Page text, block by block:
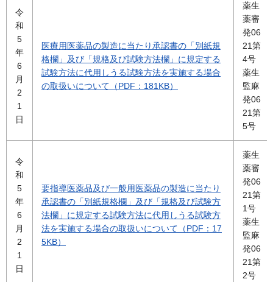
令
和
5
年
6
月
2
1
日
医療用医薬品の製造に当たり承認書の「別紙規
格欄」及び「規格及び試験方法欄」に規定する
試験方法に代用しうる試験方法を実施する場合
の取扱いについて（PDF：181KB）
薬生
薬審
発06
21第
4号
薬生
監麻
発06
21第
5号
令
和
5
年
6
月
2
1
日
要指導医薬品及び一般用医薬品の製造に当たり
承認書の「別紙規格欄」及び「規格及び試験方
法欄」に規定する試験方法に代用しうる試験方
法を実施する場合の取扱いについて（PDF：17
5KB）
薬生
薬審
発06
21第
1号
薬生
監麻
発06
21第
2号